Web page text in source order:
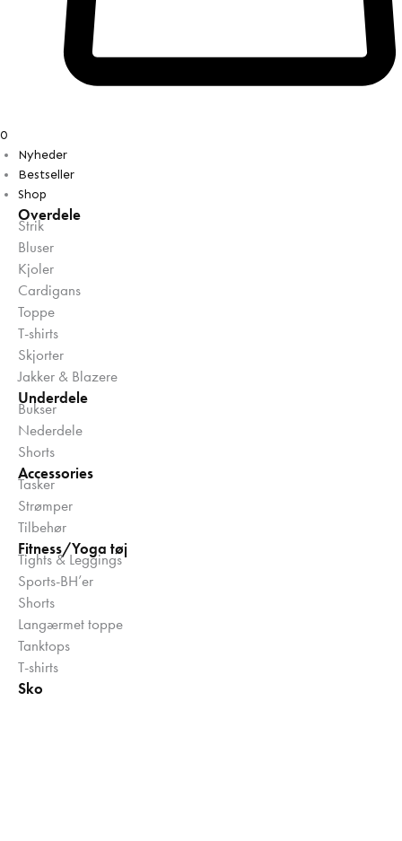
0
Nyheder
Bestseller
Shop
Overdele
Strik
Bluser
Kjoler
Cardigans
Toppe
T-shirts
Skjorter
Jakker & Blazere
Underdele
Bukser
Nederdele
Shorts
Accessories
Tasker
Strømper
Tilbehør
Fitness/Yoga tøj
Tights & Leggings
Sports-BH’er
Shorts
Langærmet toppe
Tanktops
T-shirts
Sko